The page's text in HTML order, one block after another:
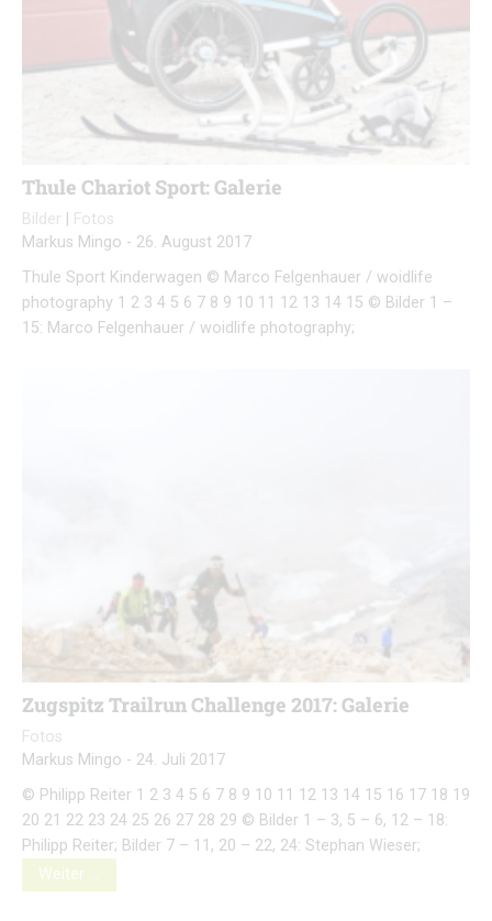
Thule Chariot Sport: Galerie
Bilder
Fotos
Markus Mingo - 26. August 2017
Thule Sport Kinderwagen © Marco Felgenhauer / woidlife
photography 1 2 3 4 5 6 7 8 9 10 11 12 13 14 15 © Bilder 1 –
15: Marco Felgenhauer / woidlife photography;
Zugspitz Trailrun Challenge 2017: Galerie
Fotos
Markus Mingo - 24. Juli 2017
© Philipp Reiter 1 2 3 4 5 6 7 8 9 10 11 12 13 14 15 16 17 18 19
20 21 22 23 24 25 26 27 28 29 © Bilder 1 – 3, 5 – 6, 12 – 18:
Philipp Reiter; Bilder 7 – 11, 20 – 22, 24: Stephan Wieser;
Weiter …